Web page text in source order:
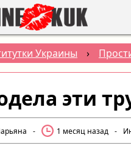
Украины ›
эти
- 1 месяц назад -